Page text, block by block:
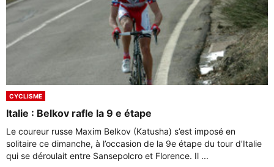
CYCLISME
Italie : Belkov rafle la 9 e étape
Le coureur russe Maxim Belkov (Katusha) s’est imposé en
solitaire ce dimanche, à l’occasion de la 9e étape du tour d’Italie
qui se déroulait entre Sansepolcro et Florence. Il ...